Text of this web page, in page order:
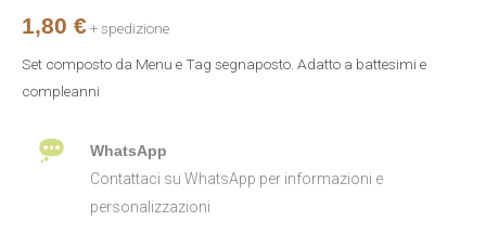
1,80 €+ spedizione
Set composto da Menu e Tag segnaposto. Adatto a battesimi e
compleanni
WhatsApp
Contattaci su WhatsApp per informazioni e
personalizzazioni
Simba